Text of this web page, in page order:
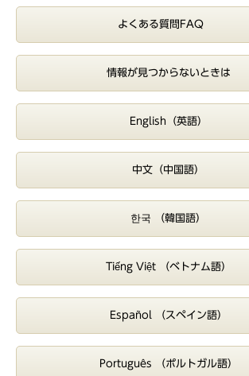
よくある質問FAQ
情報が見つからないときは
English（英語）
中文（中国語）
한국 （韓国語）
Tiếng Việt （ベトナム語）
Español （スペイン語）
Português （ポルトガル語）